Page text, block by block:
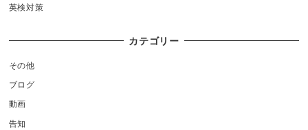
英検対策
カテゴリー
その他
ブログ
動画
告知